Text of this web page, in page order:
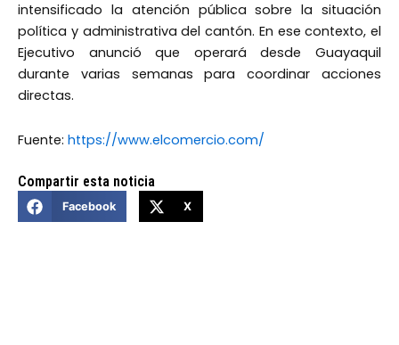
intensificado la atención pública sobre la situación
política y administrativa del cantón. En ese contexto, el
Ejecutivo anunció que operará desde Guayaquil
durante varias semanas para coordinar acciones
directas.
Fuente: https://www.elcomercio.com/
Compartir esta noticia
Facebook X